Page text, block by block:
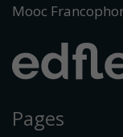
Mooc
Pages